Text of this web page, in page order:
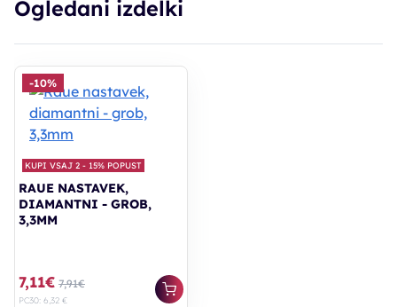
Ogledani izdelki
KUPI VSAJ 2 - 15% POPUST
-10%
RAUE NASTAVEK,
DIAMANTNI - GROB,
3,3MM
7,11€ 7,91€
PC30: 6,32 €